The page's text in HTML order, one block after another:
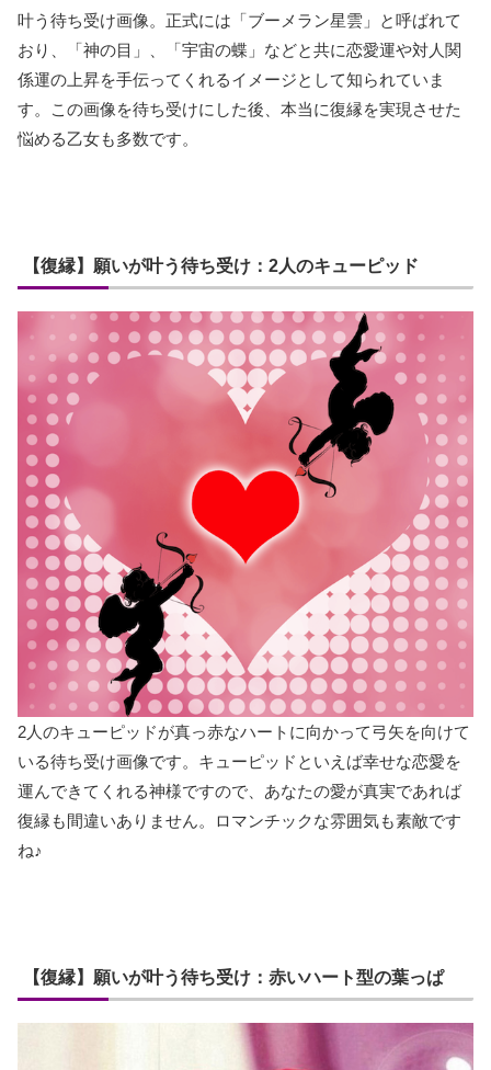
叶う待ち受け画像。正式には「ブーメラン星雲」と呼ばれて
おり、「神の目」、「宇宙の蝶」などと共に恋愛運や対人関
係運の上昇を手伝ってくれるイメージとして知られていま
す。この画像を待ち受けにした後、本当に復縁を実現させた
悩める乙女も多数です。
【復縁】願いが叶う待ち受け：2人のキューピッド
2人のキューピッドが真っ赤なハートに向かって弓矢を向けて
いる待ち受け画像です。キューピッドといえば幸せな恋愛を
運んできてくれる神様ですので、あなたの愛が真実であれば
復縁も間違いありません。ロマンチックな雰囲気も素敵です
ね♪
【復縁】願いが叶う待ち受け：赤いハート型の葉っぱ